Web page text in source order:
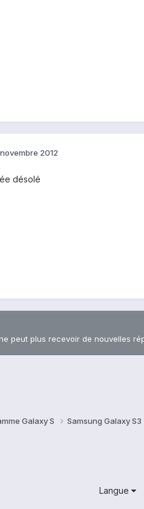
2012
désolé
peut plus recevoir de nouvelles
Galaxy S Samsung Galaxy S3
Langue